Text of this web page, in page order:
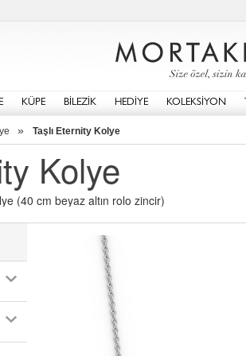
KÜPE BİLEZİK HEDİYE KOLEKSİYON
» Taşlı Eternity Kolye
Kolye
(40 cm beyaz altın rolo zincir)